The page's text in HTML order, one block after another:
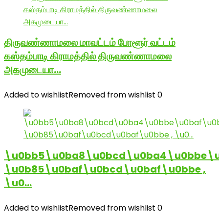
திருவண்ணாமலை மாவட்டம் போளூர் வட்டம்
கஸ்தம்பாடி கிராமத்தில் திருவண்ணாமலை
அகமுடையா…
Added to wishlistRemoved from wishlist 0
\u0b85\u0baf\u0bcd\u0baf\u0bbe ,
\u0…
Added to wishlistRemoved from wishlist 0